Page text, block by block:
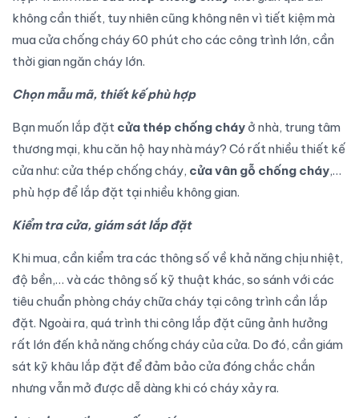
không cần thiết, tuy nhiên cũng không nên vì tiết kiệm mà
mua cửa chống cháy 60 phút cho các công trình lớn, cần
thời gian ngăn cháy lớn.
Chọn mẫu mã, thiết kế phù hợp
Bạn muốn lắp đặt cửa thép chống cháy ở nhà, trung tâm
thương mại, khu căn hộ hay nhà máy? Có rất nhiều thiết kế
cửa như: cửa thép chống cháy, cửa vân gỗ chống cháy,…
phù hợp để lắp đặt tại nhiều không gian.
Kiểm tra cửa, giám sát lắp đặt
Khi mua, cần kiểm tra các thông số về khả năng chịu nhiệt,
độ bền,… và các thông số kỹ thuật khác, so sánh với các
tiêu chuẩn phòng cháy chữa cháy tại công trình cần lắp
đặt. Ngoài ra, quá trình thi công lắp đặt cũng ảnh hưởng
rất lớn đến khả năng chống cháy của cửa. Do đó, cần giám
sát kỹ khâu lắp đặt để đảm bảo cửa đóng chắc chắn
nhưng vẫn mở được dễ dàng khi có cháy xảy ra.